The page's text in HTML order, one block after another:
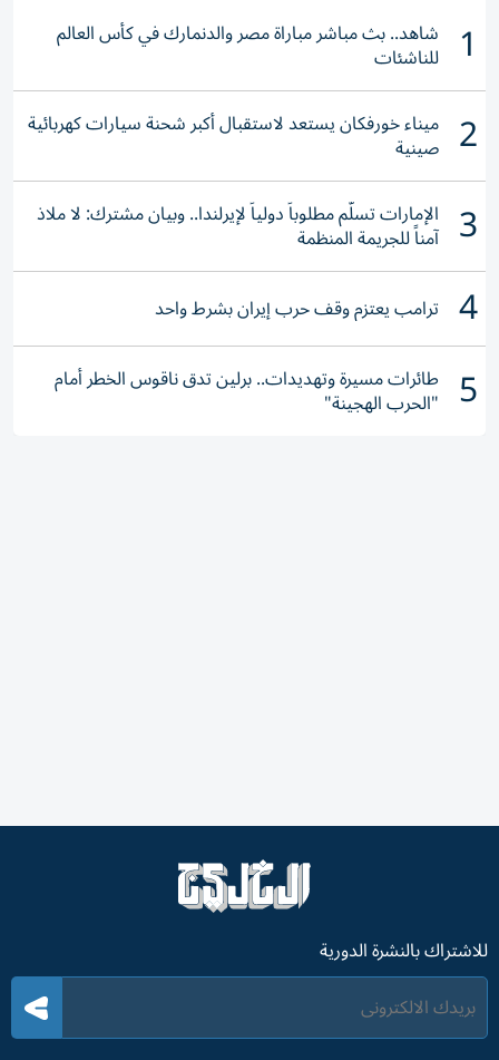
1 شاهد.. بث مباشر مباراة مصر والدنمارك في كأس العالم
للناشئات
2 ميناء خورفكان يستعد لاستقبال أكبر شحنة سيارات كهربائية
صينية
3 الإمارات تسلّم مطلوباً دولياً لإيرلندا.. وبيان مشترك: لا ملاذ
آمناً للجريمة المنظمة
4 ترامب يعتزم وقف حرب إيران بشرط واحد
5 طائرات مسيرة وتهديدات.. برلين تدق ناقوس الخطر أمام
"الحرب الهجينة"
للاشتراك بالنشرة الدورية